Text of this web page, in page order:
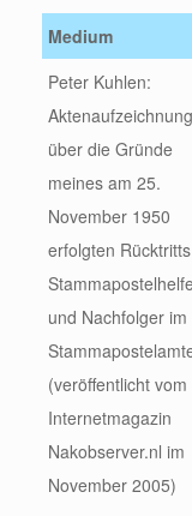
Medium
Peter Kuhlen:
über die Gründe
meines am 25.
November 1950
erfolgten
und Nachfolger im
(veröffentlicht vom
Internetmagazin
Nakobserver.nl im
November 2005)